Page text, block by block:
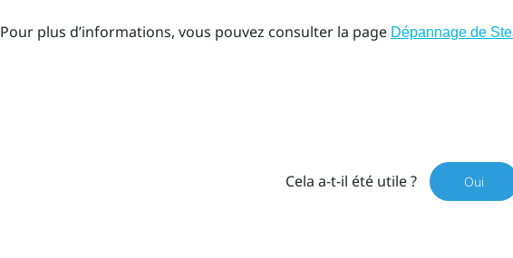
Pour plus d’informations, vous pouvez consulter la page Dépannage de
Cela a-t-il été utile ? Oui